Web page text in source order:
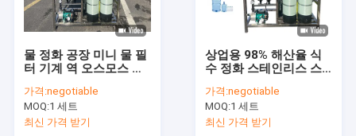
물 정화 공장 미니 물 필
터 기계 역 오스모스 필
가격:negotiable
MOQ:1 세트
최신 가격 받기
상업용 98% 해산율 식
수 정화 스테인리스 스
필터 시스템
가격:negotiable
MOQ:1 세트
최신 가격 받기